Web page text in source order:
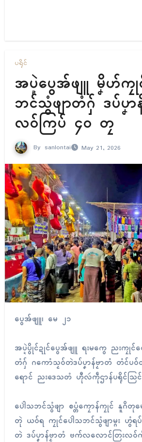
ပရိုၚ်
အပ္ဍဲပွေအ်ဖျူ မၞိဟ်ကၠု
ဘၚ်သွံဖျာတံဂှ် ဒပ်ပၞာ
လဝ်ကြပ် ၄၀ တၠ
By sanlontai May 21, 2026
ပွေအ်ဖျူ၊ မေ ၂၁
အပ္ဍဲပွိုၚ်ဍုၚ်ပွေအ်ဖျူ ရးမကွေ ညးကၠုၚ်ဝ
တံဂှ် ဂကောံသၟဝ်တဲဒပ်ပၞာန်ဗၟာတံ တံၚ်ပဝ်
ရောၚ် ညးဒေသတံ ဟီုလဴကဵုဌာန်ပရိုင်သြ
ပေါဲသဘၚ်သွံဖျာ စပ္တံကၠောန်ကၠုၚ် နူဂိ
တုဲ ယဝ်ရ ကၠုၚ်ပေါဲသဘၚ်သွံဖျာမ္ဂး ဟွံ
တဲ ဒပ်ပၞာန်ဗၟာတံ ဗက်လလောၚ်တြးလ